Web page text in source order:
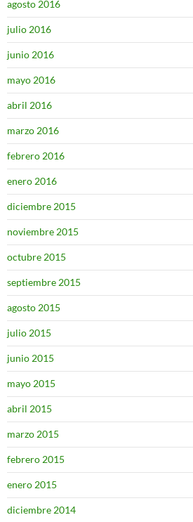
agosto 2016
julio 2016
junio 2016
mayo 2016
abril 2016
marzo 2016
febrero 2016
enero 2016
diciembre 2015
noviembre 2015
octubre 2015
septiembre 2015
agosto 2015
julio 2015
junio 2015
mayo 2015
abril 2015
marzo 2015
febrero 2015
enero 2015
diciembre 2014